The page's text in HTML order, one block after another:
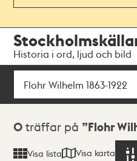
navigationen
huvudinnehållet
Historia i ord, ljud och bild
Sök
Sökresultat
0 träffar på Flohr
Visa lista Visa karta